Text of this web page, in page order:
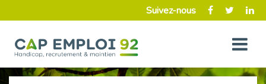
Suivez-nous